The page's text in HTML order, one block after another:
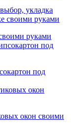
укладка
руками
под
окон своими